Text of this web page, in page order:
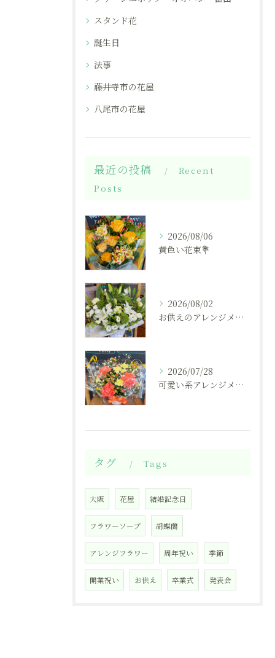
スタンド花
誕生日
法事
藤井寺市の花屋
八尾市の花屋
最近の投稿
Recent
Posts
2026/08/06
黄色い花束💐
2026/08/02
お供えのアレンジメント
2026/07/28
可愛い系アレンジメント
タグ Tags
大阪 花屋 結婚記念日
フラワーソープ 胡蝶蘭
アレンジフラワー 周年祝い 季節
開業祝い お供え 卒業式 発表会